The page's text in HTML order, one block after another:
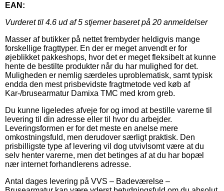
EAN:
Vurderet til 4.6 ud af 5 stjerner baseret på 20 anmeldelser
Masser af butikker på nettet frembyder heldigvis mange
forskellige fragttyper. En der er meget anvendt er for
øjeblikket pakkeshops, hvor det er meget fleksibelt at kunne
hente de bestilte produkter når du har mulighed for det.
Muligheden er nemlig særdeles uproblematisk, samt typisk
endda den mest prisbevidste fragtmetode ved køb af
Kar-/brusearmatur Damixa TMC med krom greb.
Du kunne ligeledes afveje for og imod at bestille varerne til
levering til din adresse eller til hvor du arbejder.
Leveringsformen er for det meste en anelse mere
omkostningsfuld, men derudover særligt praktisk. Den
prisbilligste type af levering vil dog utvivlsomt være at du
selv henter varerne, men det betinges af at du har bopæl
nær internet forhandlerens adresse.
Antal dages levering på VVS – Badeværelse –